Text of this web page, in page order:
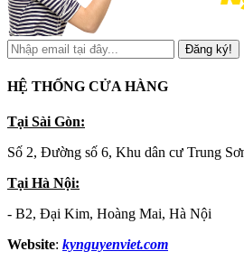
Đăng ký!
HỆ THỐNG CỬA HÀNG
Tại Sài Gòn:
Số 2, Đường số 6, Khu dân cư Trung
Tại Hà Nội:
- B2, Đại Kim, Hoàng Mai, Hà Nội
Website: kynguyenviet.com